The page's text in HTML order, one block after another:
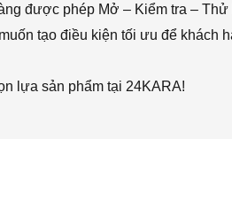
được phép Mở – Kiểm tra – Thử
tạo điều kiện tối ưu để khách
lựa sản phẩm tại 24KARA!